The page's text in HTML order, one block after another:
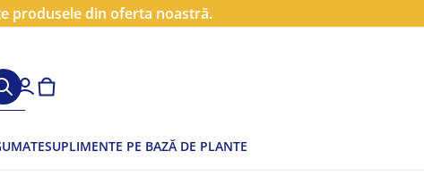
produsele din oferta noastră.
SUPLIMENTE PE BAZĂ DE PLANTE